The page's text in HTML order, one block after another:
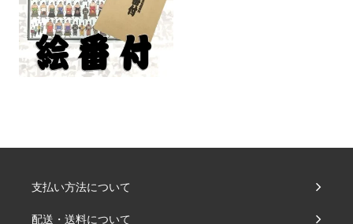
支払い方法について
配送・送料について